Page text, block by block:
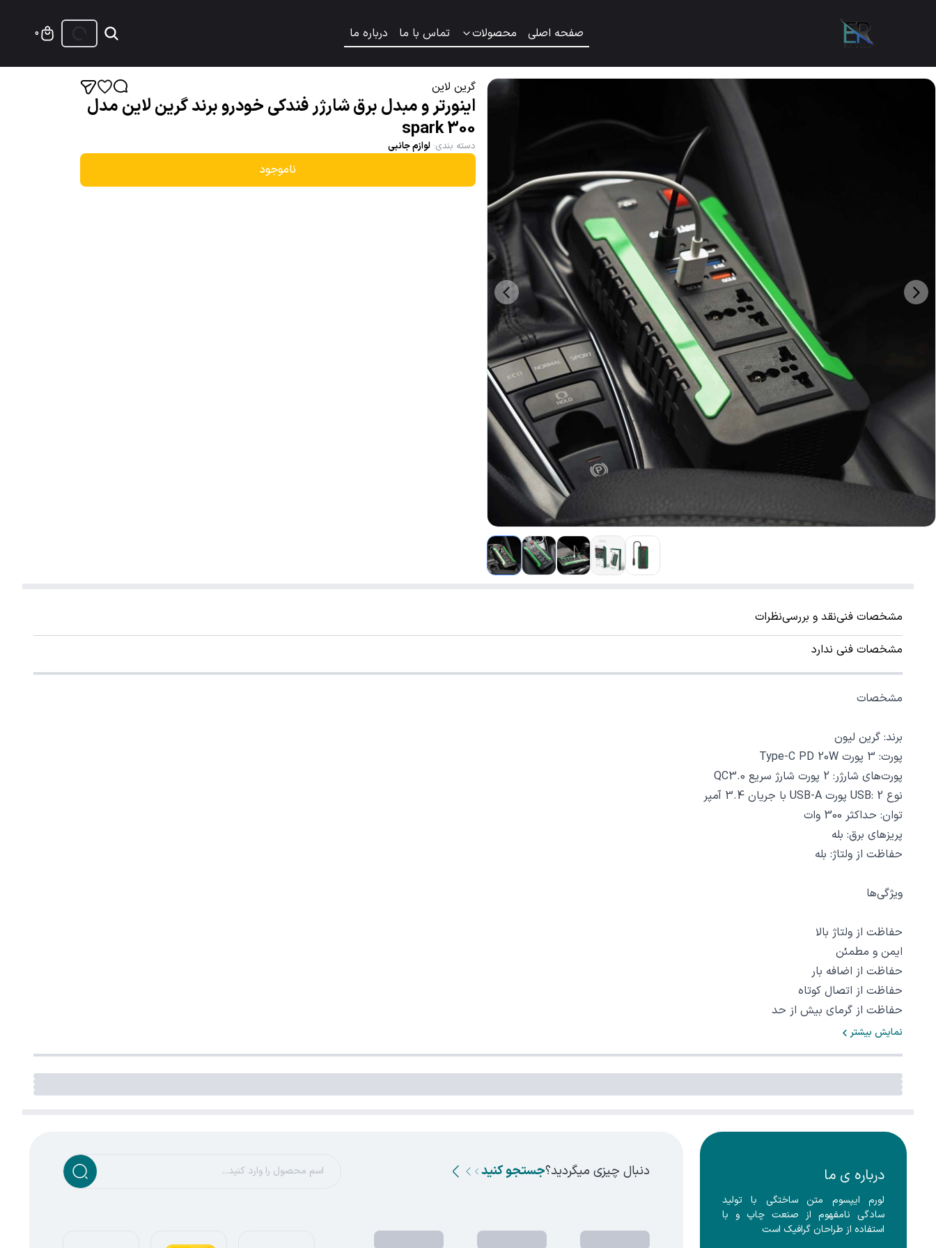
صفحه اصلی محصولات تماس با ما درباره ما 0
گرین لاین
اینورتر و مبدل برق شارژر فندکی خودرو برند گرین لاین مدل
spark 300
دسته بندی: لوازم جانبی
ناموجود
مشخصات فنینقد و بررسینظرات
مشخصات فنی ندارد
مشخصات
برند: گرین لیون
پورت: 3 پورت Type-C PD 20W‏
پورت‌های شارژر: 2 پورت شارژ سریع QC3.0‏
نوع USB: 2 پورت USB-A با جریان 3.4 آمپر
توان: حداکثر 300 وات
پریزهای برق: بله
حفاظت از ولتاژ: بله
ویژگی‌ها
حفاظت از ولتاژ بالا
ایمن و مطمئن
حفاظت از اضافه بار
حفاظت از اتصال کوتاه
حفاظت از گرمای بیش از حد
نمایش بیشتر
درباره ی ما
استفاده از طراحان گرافیک است
دنبال چیزی میگردید؟جستجو کنید